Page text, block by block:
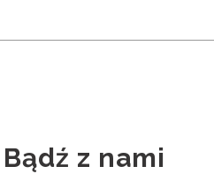
Bądź z nami